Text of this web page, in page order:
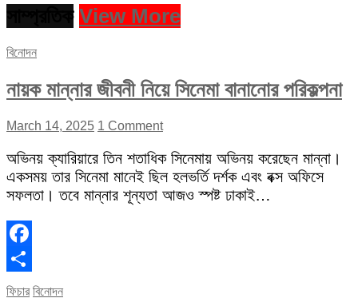
View More
বিনোদন
নায়ক মান্নার জীবনী নিয়ে সিনেমা বানানোর পরিকল্পনা
March 14, 2025 1 Comment
অভিনয় ক্যারিয়ারে তিন শতাধিক সিনেমায় অভিনয় করেছেন মান্না।
একসময় তার সিনেমা মানেই ছিল হলভর্তি দর্শক এবং বক্স অফিসে
সফলতা। তবে মান্নার শূন্যতা আজও স্পষ্ট ঢাকাই…
Facebook
Share
ফিচার বিনোদন